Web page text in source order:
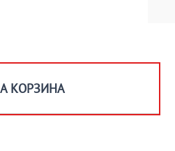
КОРЗИНА